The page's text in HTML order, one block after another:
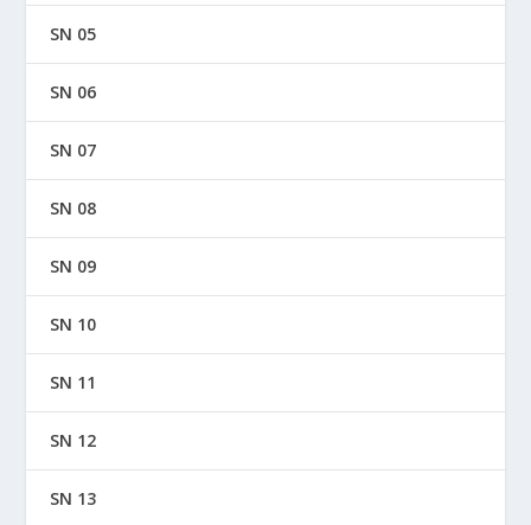
SN 05
SN 06
SN 07
SN 08
SN 09
SN 10
SN 11
SN 12
SN 13